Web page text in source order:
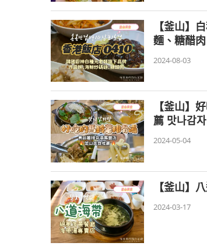
【釜山】
麵、糖醋
2024-08-03
【釜山】
薦 맛나감
2024-05-04
【釜山】
2024-03-17